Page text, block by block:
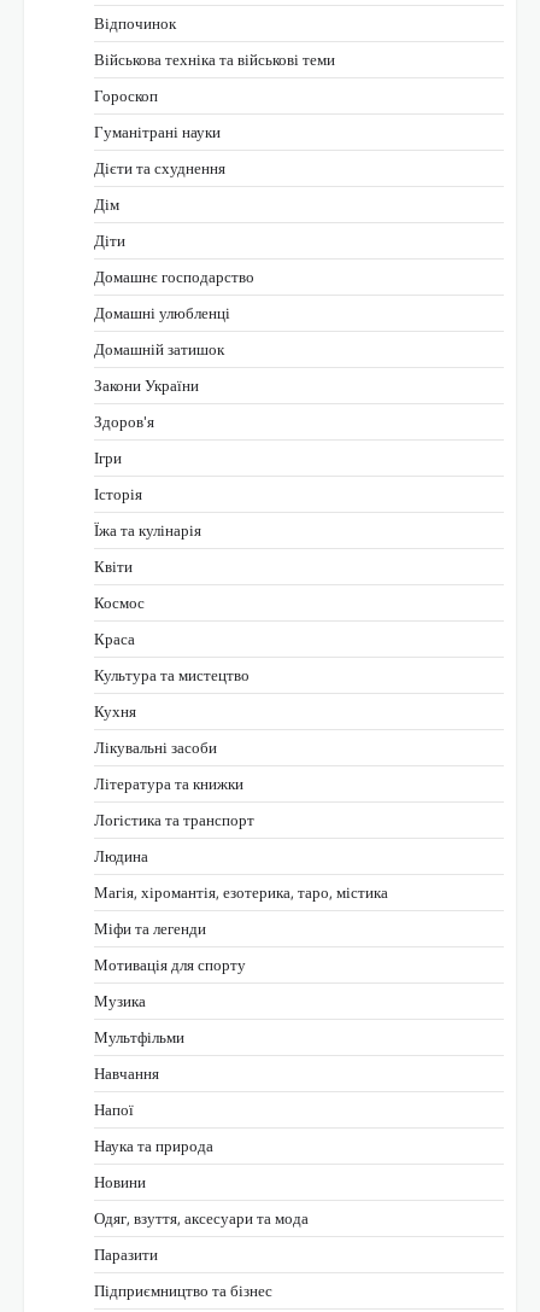
Відпочинок
Військова техніка та військові теми
Гороскоп
Гуманітрані науки
Дієти та схуднення
Дім
Діти
Домашнє господарство
Домашні улюбленці
Домашній затишок
Закони України
Здоров'я
Ігри
Історія
Їжа та кулінарія
Квіти
Космос
Краса
Культура та мистецтво
Кухня
Лікувальні засоби
Література та книжки
Логістика та транспорт
Людина
Магія, хіромантія, езотерика, таро, містика
Міфи та легенди
Мотивація для спорту
Музика
Мультфільми
Навчання
Напої
Наука та природа
Новини
Одяг, взуття, аксесуари та мода
Паразити
Підприємництво та бізнес